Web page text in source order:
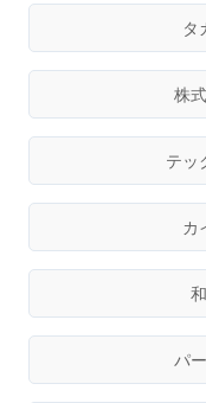
タ
株
テッ
カ
パ